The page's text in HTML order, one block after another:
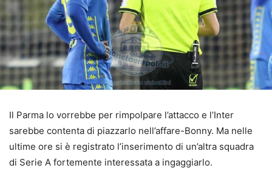
Il Parma lo vorrebbe per rimpolpare l’attacco e l’Inter
sarebbe contenta di piazzarlo nell’affare-Bonny. Ma nelle
ultime ore si è registrato l’inserimento di un’altra squadra
di Serie A fortemente interessata a ingaggiarlo.